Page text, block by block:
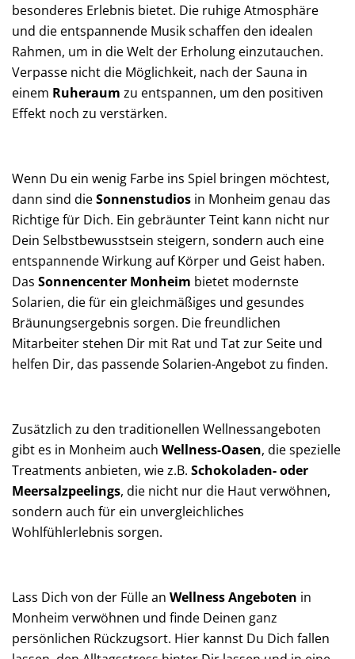
besonderes Erlebnis bietet. Die ruhige Atmosphäre
und die entspannende Musik schaffen den idealen
Rahmen, um in die Welt der Erholung einzutauchen.
Verpasse nicht die Möglichkeit, nach der Sauna in
einem Ruheraum zu entspannen, um den positiven
Effekt noch zu verstärken.
Wenn Du ein wenig Farbe ins Spiel bringen möchtest,
dann sind dieSonnenstudios in Monheim genau das
Richtige für Dich. Ein gebräunter Teint kann nicht nur
Dein Selbstbewusstsein steigern, sondern auch eine
entspannende Wirkung auf Körper und Geist haben.
Das Sonnencenter Monheim bietet modernste
Solarien, die für ein gleichmäßiges und gesundes
Bräunungsergebnis sorgen. Die freundlichen
Mitarbeiter stehen Dir mit Rat und Tat zur Seite und
helfen Dir, das passende Solarien-Angebot zu finden.
Zusätzlich zu den traditionellen Wellnessangeboten
gibt es in Monheim auch Wellness-Oasen, die spezielle
Treatments anbieten, wie z.B. Schokoladen- oder
Meersalzpeelings, die nicht nur die Haut verwöhnen,
sondern auch für ein unvergleichliches
Wohlfühlerlebnis sorgen.
Lass Dich von der Fülle an Wellness Angeboten in
Monheim verwöhnen und finde Deinen ganz
persönlichen Rückzugsort. Hier kannst Du Dich fallen